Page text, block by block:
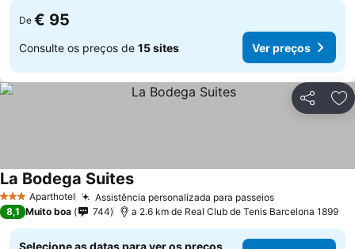
De € 95
Consulte os preços de 15 sites Ver preços
Partilhar
3 EstrelasAparthotel Assistência personalizada para passeios
La Bodega Suites
8,1 Muito boa 744 a 2.6 km de Real Club de Tenis Barcelona 1899
Selecione as datas para ver os preços